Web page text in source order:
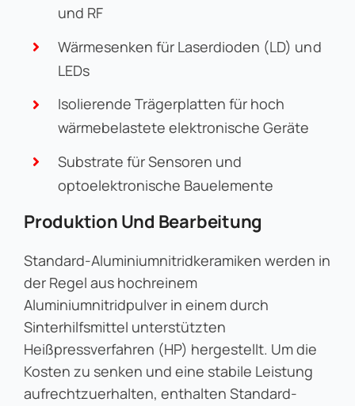
und RF
Wärmesenken für Laserdioden (LD) und
LEDs
Isolierende Trägerplatten für hoch
wärmebelastete elektronische Geräte
Substrate für Sensoren und
optoelektronische Bauelemente
Produktion Und Bearbeitung
Standard-Aluminiumnitridkeramiken werden in
der Regel aus hochreinem
Aluminiumnitridpulver in einem durch
Sinterhilfsmittel unterstützten
Heißpressverfahren (HP) hergestellt. Um die
Kosten zu senken und eine stabile Leistung
aufrechtzuerhalten, enthalten Standard-